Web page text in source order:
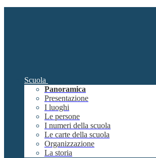
Scuola
Panoramica
Presentazione
I luoghi
Le persone
I numeri della scuola
Le carte della scuola
Organizzazione
La storia